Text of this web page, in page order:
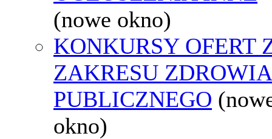
(nowe okno)
KONKURSY OFERT
ZAKRESU ZDROWIA
PUBLICZNEGO
okno)